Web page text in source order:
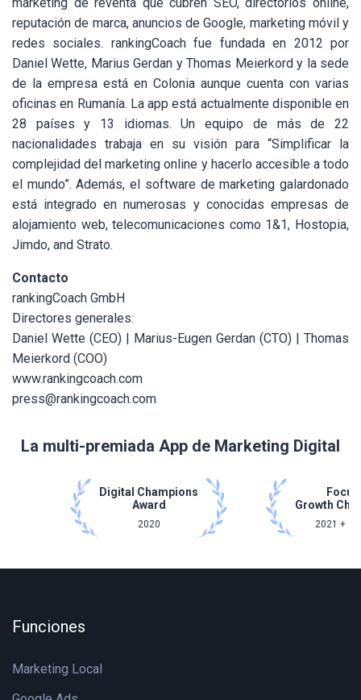
marketing de reventa que cubren SEO, directorios online,
reputación de marca, anuncios de Google, marketing móvil y
redes sociales. rankingCoach fue fundada en 2012 por
Daniel Wette, Marius Gerdan y Thomas Meierkord y la sede
de la empresa está en Colonia aunque cuenta con varias
oficinas en Rumanía. La app está actualmente disponible en
28 países y 13 idiomas. Un equipo de más de 22
nacionalidades trabaja en su visión para “Simplificar la
complejidad del marketing online y hacerlo accesible a todo
el mundo”. Además, el software de marketing galardonado
está integrado en numerosas y conocidas empresas de
alojamiento web, telecomunicaciones como 1&1, Hostopia,
Jimdo, and Strato.
Contacto
rankingCoach GmbH
Directores generales:
Daniel Wette (CEO) | Marius-Eugen Gerdan (CTO) | Thomas
Meierkord (COO)
www.rankingcoach.com
press@rankingcoach.com
La multi-premiada App de Marketing Digital
Digital Champions
Award
2020
Focus
Growth
2021 +
Funciones
Marketing Local